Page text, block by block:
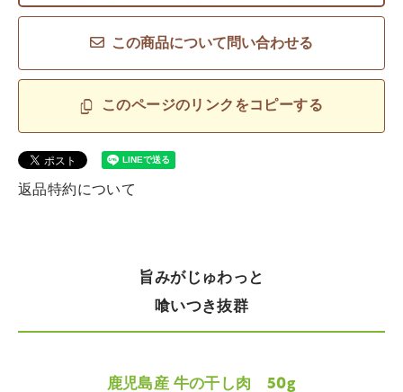
この商品について問い合わせる
このページのリンクをコピーする
返品特約について
旨みがじゅわっと
喰いつき抜群
鹿児島産 牛の干し肉 50g